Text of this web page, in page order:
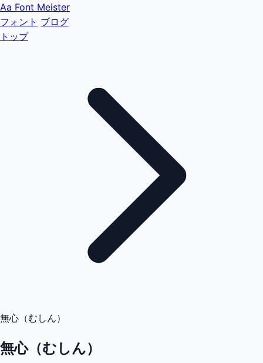
Aa Font Meister
フォント ブログ
トップ
無心（むしん）
無心（むしん）